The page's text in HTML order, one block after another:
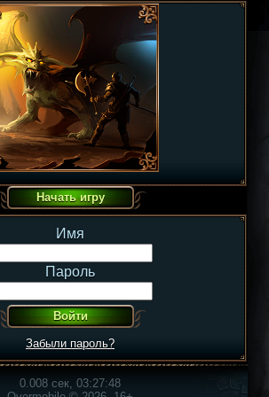
Имя
Пароль
Забыли пароль?
0.008 сек, 03:27:48